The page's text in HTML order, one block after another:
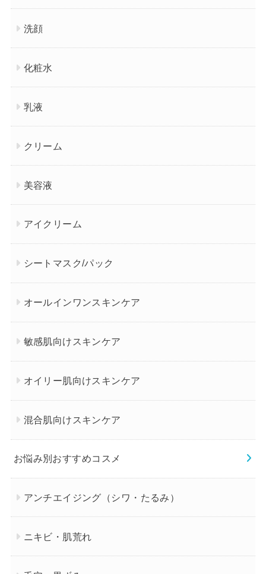
洗顔
化粧水
乳液
クリーム
美容液
アイクリーム
シートマスク/パック
オールインワンスキンケア
敏感肌向けスキンケア
オイリー肌向けスキンケア
混合肌向けスキンケア
お悩み別おすすめコスメ
アンチエイジング（シワ・たるみ）
ニキビ・肌荒れ